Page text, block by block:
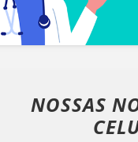
NOSSAS